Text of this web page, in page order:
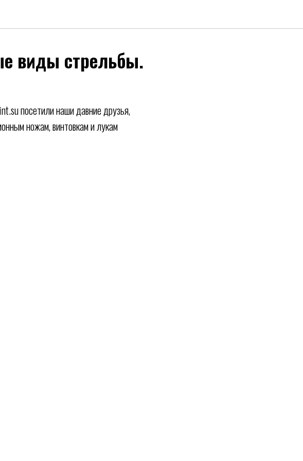
виды стрельбы.
посетили наши давние друзья,
ножам, винтовкам и лукам